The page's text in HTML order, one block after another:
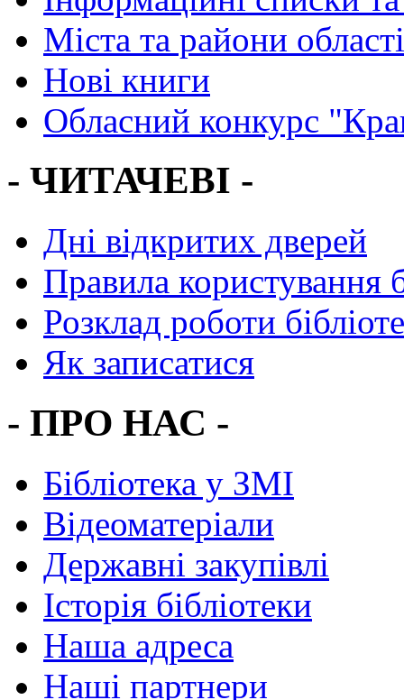
Міста та райони області
Нові книги
Обласний конкурс
- ЧИТАЧЕВІ -
Дні відкритих дверей
Правила користування
Розклад роботи
Як записатися
- ПРО НАС -
Бібліотека у ЗМІ
Відеоматеріали
Державні закупівлі
Історія бібліотеки
Наша адреса
Наші партнери